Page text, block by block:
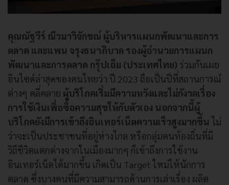
คุณณัฐวีร์ ณีวมาวิจักขณ์ ผู้บริหารแผนกพัฒนาและการ
ตลาด และแพน จรุงธนาภิบาล รองผู้อำนวยการแผนก
พัฒนาและการตลาด กรุ๊ปเอ็ม (ประเทศไทย) ร่วมกันเผย
อินไซด์ล่าสุดของคนไทยว่า ปี 2023 ถือเป็นปีที่สถานการณ์
ต่างๆ คลี่คลาย ผู้บริโภคเริ่มมีความหวังและไม่กังวลเรื่อง
การใช้เงินเพื่อซื้อความสุขให้กับตัวเอง นอกจากนี้ผู้
บริโภคยังมีการเข้าถึงอินเทอร์เน็ตความเร็วสูงมากขึ้น ไม่
ว่าจะเป็นประชาชนที่อยู่ห่างไกล หรือกลุ่มคนท้องถิ่นที่มี
วิถีชีวิตแตกต่างจากในเมืองมากๆ ก็เข้าถึงการใช้งาน
อินเทอร์เน็ตได้มากขึ้น เกิดเป็น Target ใหม่ให้นักการ
ตลาด ซึ่งบางคนที่มีความสามารถด้านการเล่าเรื่อง ผลิต